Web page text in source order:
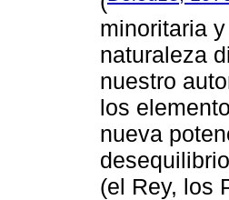
minoritaria
naturaleza
nuestro
los
nueva
(el Rey, los